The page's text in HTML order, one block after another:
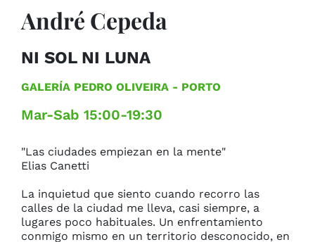
André Cepeda
NI SOL NI LUNA
GALERÍA PEDRO OLIVEIRA - PORTO
Mar-Sab 15:00-19:30
"Las ciudades empiezan en la mente"
Elias Canetti
La inquietud que siento cuando recorro las
calles de la ciudad me lleva, casi siempre, a
lugares poco habituales. Un enfrentamiento
conmigo mismo en un territorio desconocido, en